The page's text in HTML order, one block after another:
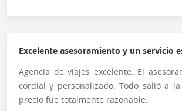
Excelente asesoramiento y un servicio
Agencia de viajes excelente. El
cordial y personalizado. Todo salió a
precio fue totalmente razonable.